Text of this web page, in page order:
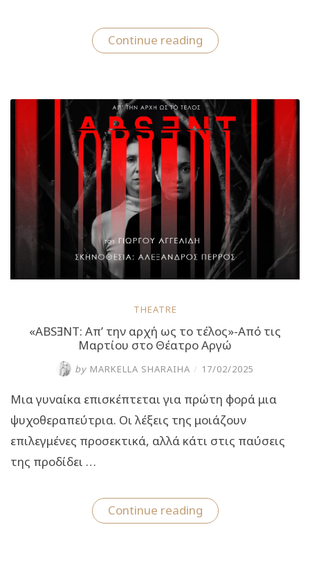
Continue reading“H
Παράξενη
Τζέκιλ
και
του
Κύριου
Χάιντ:
Από
τις
2
Μαΐου
στο
θέατρο
Αργώ”
THEATRE
«ABSƎΝΤ: Απ’ την αρχή ως το τέλος»-Από τις
Μαρτίου στο Θέατρο Αργώ
by MARKELLA SHARAIHA / 17/02/2025
Μια γυναίκα επισκέπτεται για πρώτη φορά μια
ψυχοθεραπεύτρια. Οι λέξεις της μοιάζουν
επιλεγμένες προσεκτικά, αλλά κάτι στις παύσεις
της προδίδει …
Continue reading“«ABSƎΝΤ:
Απ’